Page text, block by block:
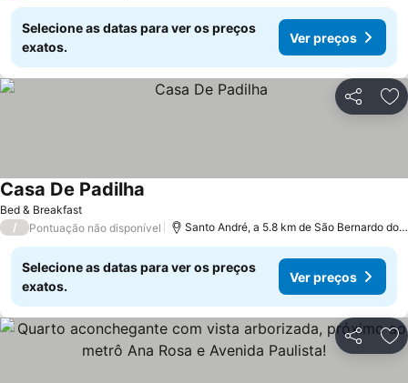
Selecione as datas para ver os preços
exatos.
Ver preços
Partilhar
Bed & Breakfast
Casa De Padilha
/ Pontuação não disponível Santo André, a 5.8 km de São Bernardo do Campo
Selecione as datas para ver os preços
exatos.
Ver preços
Partilhar